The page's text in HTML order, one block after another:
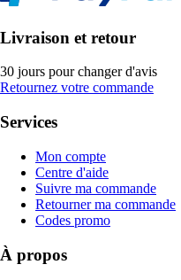
Livraison et retour
30 jours pour changer d'avis
Retournez votre commande
Services
Mon compte
Centre d'aide
Suivre ma commande
Retourner ma commande
Codes promo
À propos